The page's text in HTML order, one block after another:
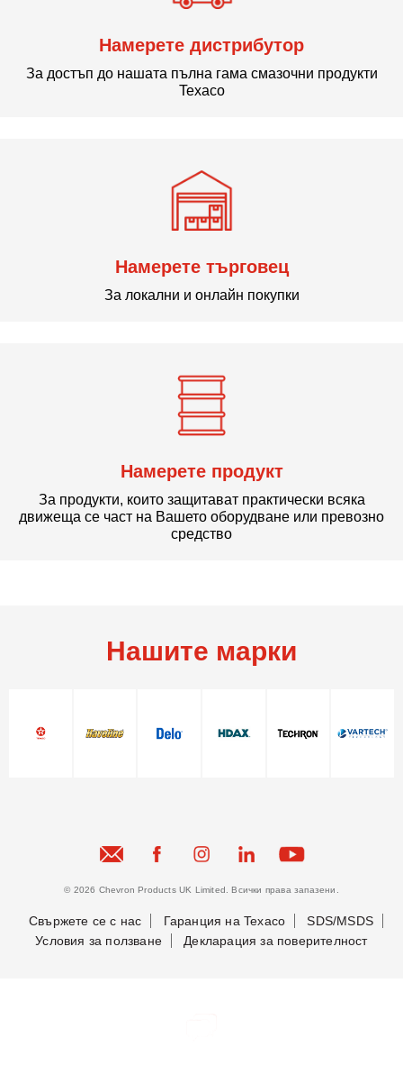
Намерете дистрибутор
За достъп до нашата пълна гама смазочни продукти
Texaco
Намерете търговец
За локални и онлайн покупки
Намерете продукт
За продукти, които защитават практически всяка
движеща се част на Вашето оборудване или превозно
средство
Нашите марки
© 2026 Chevron Products UK Limited. Всички права запазени.
Свържете се с нас Гаранция на Texaco
SDS/MSDS
Условия за ползване
Декларация за поверителност